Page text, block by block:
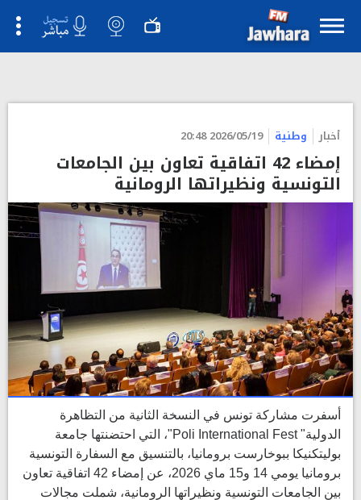
أخبار وطنية 2026/05/19 20:48
إمضاء 42 اتفاقية تعاون بين الجامعات
التونسية ونظيراتها الرومانية
أسفرت مشاركة تونس في النسخة الثانية من التظاهرة
الدولية" Poli International Fest"، التي احتضنتها جامعة
بوليتكنيكا ببوخارست برومانيا، بالتنسيق مع السفارة التونسية
برومانيا يومي 14 و15 ماي 2026، عن إمضاء 42 اتفاقية تعاون
بين الجامعات التونسية ونظيراتها الرومانية، شملت مجالات